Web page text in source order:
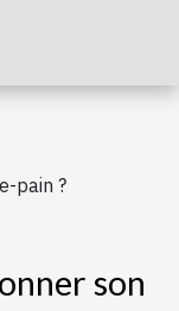
pain ?
son